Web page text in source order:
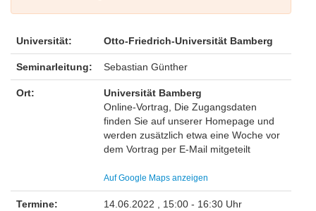
Universität: Otto-Friedrich-Universität Bamberg
Seminarleitung: Sebastian Günther
Ort:
Universität Bamberg
Online-Vortrag, Die Zugangsdaten
finden Sie auf unserer Homepage und
werden zusätzlich etwa eine Woche vor
dem Vortrag per E-Mail mitgeteilt
Auf Google Maps anzeigen
Termine: 14.06.2022 , 15:00 - 16:30 Uhr